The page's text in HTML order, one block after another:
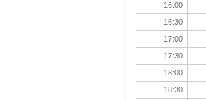
16:00
16:30
17:00
17:30
18:00
18:30